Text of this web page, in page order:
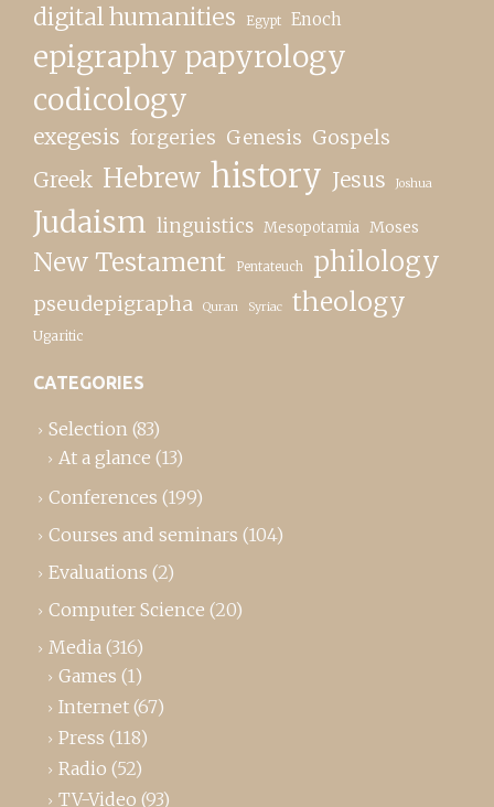
digital humanities Egypt Enoch
epigraphy papyrology
codicology
exegesis forgeries Genesis Gospels
Greek Hebrew history Jesus Joshua
Judaism linguistics Mesopotamia Moses
New Testament Pentateuch philology
pseudepigrapha Quran Syriac theology
Ugaritic
CATEGORIES
Selection (83)
At a glance (13)
Conferences (199)
Courses and seminars (104)
Evaluations (2)
Computer Science (20)
Media (316)
Games (1)
Internet (67)
Press (118)
Radio (52)
TV-Video (93)